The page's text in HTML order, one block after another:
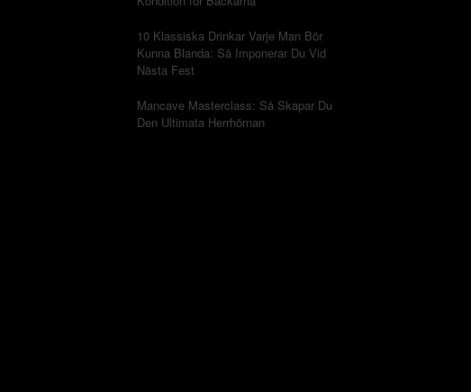
10 Klassiska Drinkar Varje Man Bör
Kunna Blanda: Så Imponerar Du Vid
Nästa Fest
Mancave Masterclass: Så Skapar Du
Den Ultimata Herrhörnan